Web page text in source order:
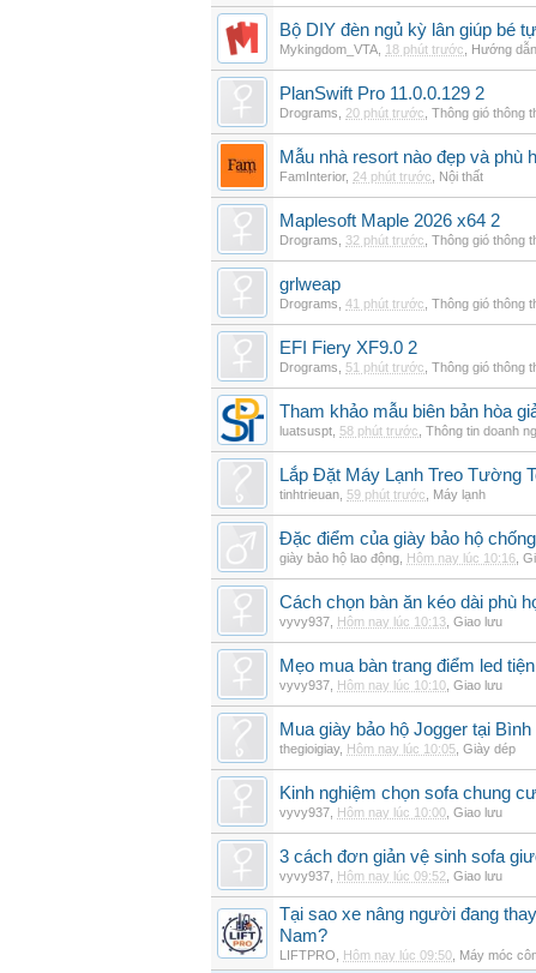
Bộ DIY đèn ngủ kỳ lân giúp bé
Mykingdom_VTA 18 phút trước Hướng
PlanSwift Pro 11.0.0.129 2
Drograms 20 phút trước Thông gió thông
Mẫu nhà resort nào đẹp và phù
FamInterior, 24 phút trước Nội thất
Maplesoft Maple 2026 x64 2
Drograms 32 phút trước Thông gió thông
grlweap
Drograms 41 phút trước Thông gió thông
EFI Fiery XF9.0 2
Drograms 51 phút trước Thông gió thông
Tham khảo mẫu biên bản hòa
luatsuspt 58 phút trước Thông tin doanh
Lắp Đặt Máy Lạnh Treo Tường
tinhtrieuan 59 phút trước Máy lạnh
Đặc điểm của giày bảo hộ
giày bảo hộ lao động Hôm nay lúc 10:16
Cách chọn bàn ăn kéo dài phù
vyvy937 Hôm nay lúc 10:13 Giao lưu
Mẹo mua bàn trang điểm led
vyvy937 Hôm nay lúc 10:10 Giao lưu
Mua giày bảo hộ Jogger tại
thegioigiay, Hôm nay lúc 10:05 Giày dép
Kinh nghiệm chọn sofa chung
vyvy937 Hôm nay lúc 10:00 Giao lưu
3 cách đơn giản vệ sinh sofa
vyvy937 Hôm nay lúc 09:52 Giao lưu
Tại sao xe nâng người đang
Nam?
LIFTPRO Hôm nay lúc 09:50 Máy móc